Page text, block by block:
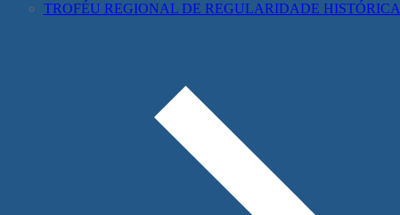
TROFÉU REGIONAL DE REGULARIDADE HISTÓRICA